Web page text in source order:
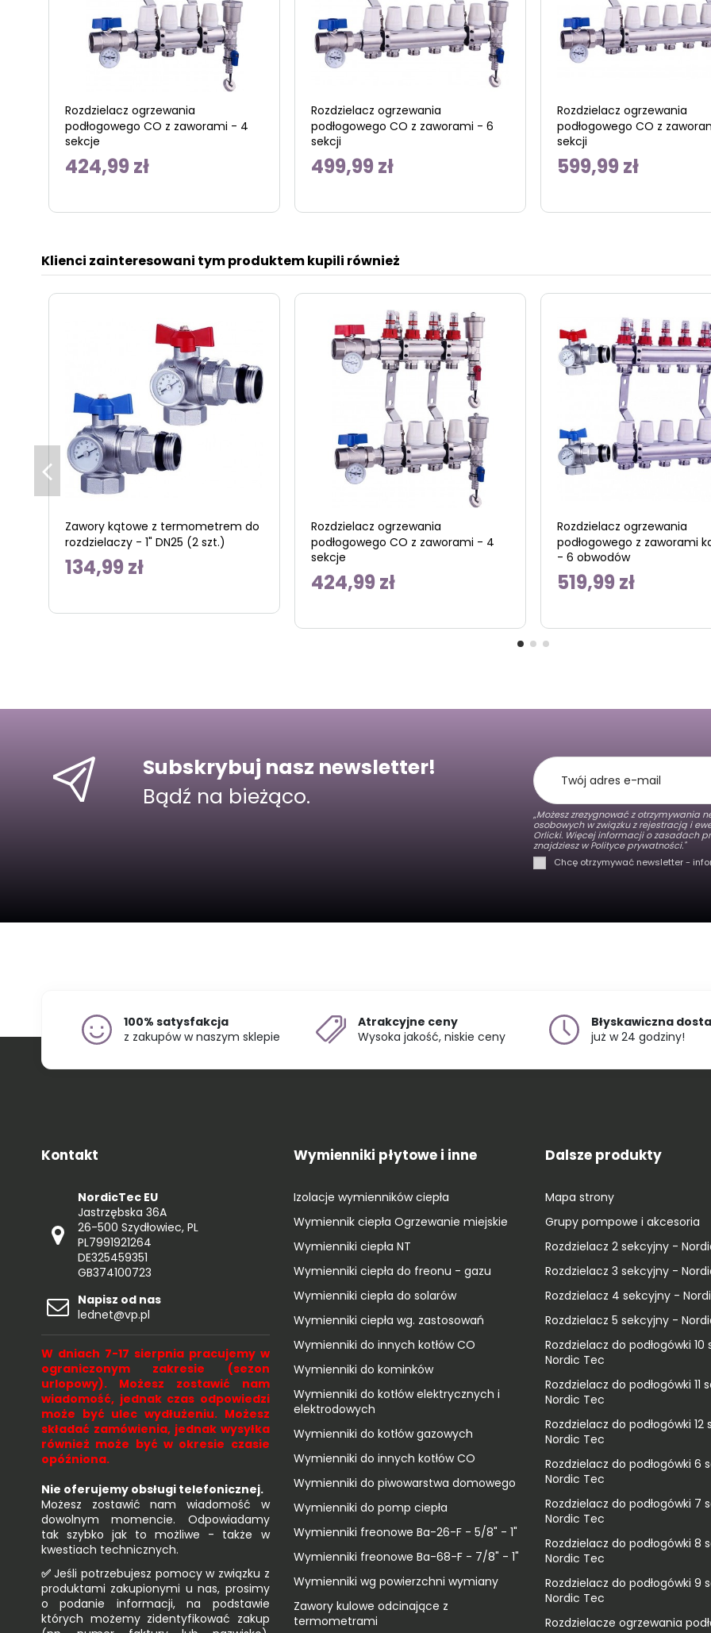
Rozdzielacz ogrzewania
podłogowego CO z zaworami - 4
sekcje
424,99 zł
Rozdzielacz ogrzewania
podłogowego CO z zaworami - 6
sekcji
499,99 zł
Rozdzielacz ogrzewania
podłogowego CO z
sekcji
599,99 zł
Klienci zainteresowani tym produktem kupili również
Zawory kątowe z termometrem do
rozdzielaczy - 1" DN25 (2 szt.)
134,99 zł
Rozdzielacz ogrzewania
podłogowego CO z zaworami - 4
sekcje
424,99 zł
Rozdzielacz ogrzewania
podłogowego z zaworami
- 6 obwodów
519,99 zł
Subskrybuj nasz newsletter!
Bądź na bieżąco.
„Możesz zrezygnować z
osobowych w związku z rejestracją i
Orlicki. Więcej informacji o zasadach
znajdziesz wPolityce prywatności."
Chcę otrzymywać newsletter -
100% satysfakcja
z zakupów w naszym sklepie
Atrakcyjne ceny
Wysoka jakość, niskie ceny
Błyskawiczna
już w 24 godziny!
Kontakt
NordicTec EU
Jastrzębska 36A
26-500 Szydłowiec, PL
PL7991921264
DE325459351
GB374100723
Napisz od nas
lednet@vp.pl
W dniach 7-17 sierpnia pracujemy w
ograniczonym zakresie (sezon
urlopowy). Możesz zostawić nam
wiadomość, jednak czas odpowiedzi
może być ulec wydłużeniu. Możesz
składać zamówienia, jednak wysyłka
również może być w okresie czasie
opóźniona.
Nie oferujemy obsługi telefonicznej.
Możesz zostawić nam wiadomość w
dowolnym momencie. Odpowiadamy
tak szybko jak to możliwe - także w
kwestiach technicznych.
✅Jeśli potrzebujesz pomocy w związku z
produktami zakupionymi u nas, prosimy
o podanie informacji, na podstawie
których możemy zidentyfikować zakup
Wymienniki płytowe i inne
Izolacje wymienników ciepła
Wymiennik ciepła Ogrzewanie miejskie
Wymienniki ciepła NT
Wymienniki ciepła do freonu - gazu
Wymienniki ciepła do solarów
Wymienniki ciepła wg. zastosowań
Wymienniki do innych kotłów CO
Wymienniki do kominków
Wymienniki do kotłów elektrycznych i
elektrodowych
Wymienniki do kotłów gazowych
Wymienniki do innych kotłów CO
Wymienniki do piwowarstwa domowego
Wymienniki do pomp ciepła
Wymienniki freonowe Ba-26-F - 5/8" - 1"
Wymienniki freonowe Ba-68-F - 7/8" - 1"
Wymienniki wg powierzchni wymiany
Zawory kulowe odcinające z
termometrami
Dalsze produkty
Mapa strony
Grupy pompowe i akcesoria
Rozdzielacz 2 sekcyjny -
Rozdzielacz 3 sekcyjny -
Rozdzielacz 4 sekcyjny -
Rozdzielacz 5 sekcyjny -
Rozdzielacz do podłogówki 10
Nordic Tec
Rozdzielacz do podłogówki 11
Nordic Tec
Rozdzielacz do podłogówki 12
Nordic Tec
Rozdzielacz do podłogówki 6
Nordic Tec
Rozdzielacz do podłogówki 7
Nordic Tec
Rozdzielacz do podłogówki 8
Nordic Tec
Rozdzielacz do podłogówki 9
Nordic Tec
Rozdzielacze ogrzewania